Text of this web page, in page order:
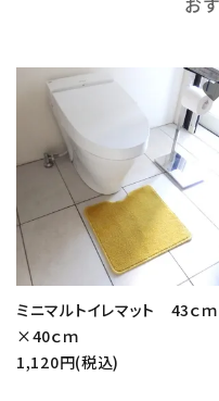
ミニマルトイレマット 43ｃｍ
×40ｃｍ
1,120円(税込)